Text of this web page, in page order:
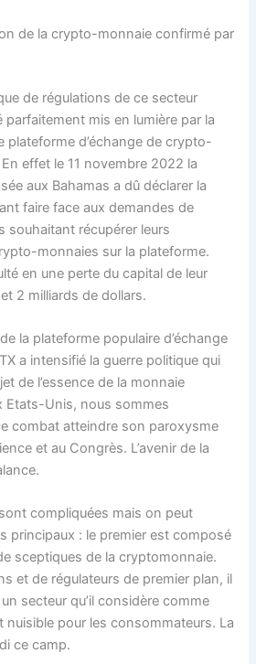
de la crypto-monnaie confirmé par
de régulations de ce secteur
mis en lumière par la
plateforme d’échange de crypto-
effet le 11 novembre 2022 la
aux Bahamas a dû déclarer la
faire face aux demandes de
souhaitant récupérer leurs
monnaies sur la plateforme.
en une perte du capital de leur
2 milliards de dollars.
la plateforme populaire d’échange
a intensifié la guerre politique qui
de l’essence de la monnaie
Etats-Unis, nous sommes
combat atteindre son paroxysme
et au Congrès. L’avenir de la
compliquées mais on peut
principaux : le premier est composé
sceptiques de la cryptomonnaie.
et de régulateurs de premier plan, il
secteur qu’il considère comme
nuisible pour les consommateurs. La
ce camp.